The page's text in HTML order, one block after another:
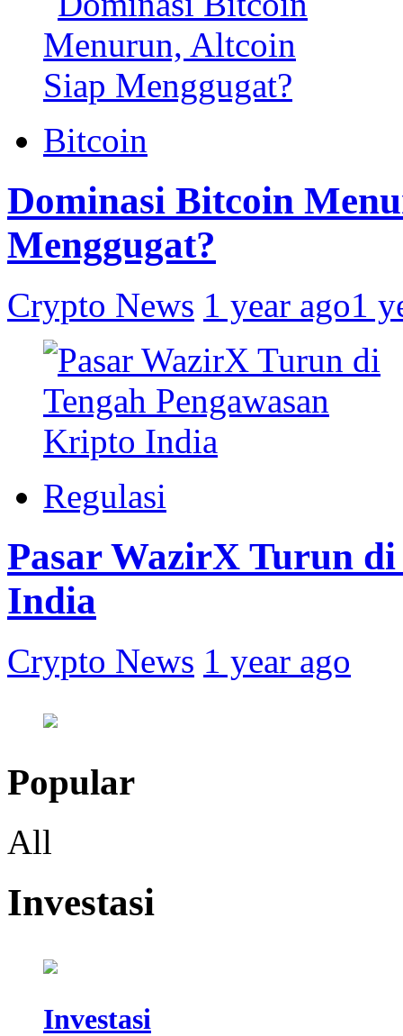
Bitcoin
Dominasi Bitcoin
Menggugat?
Crypto News 1 year ago1
Regulasi
Pasar WazirX Turun
India
Crypto News 1 year ago
Popular
All
Investasi
Investasi